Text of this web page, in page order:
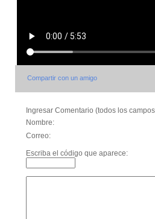
Compartir con un amigo
Ingresar Comentario (todos los
Nombre:
Correo:
Escriba el código que aparece: